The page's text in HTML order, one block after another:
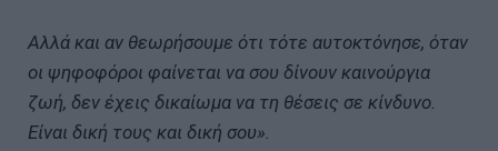
Αλλά και αν θεωρήσουμε ότι τότε αυτοκτόνησε, όταν
οι ψηφοφόροι φαίνεται να σου δίνουν καινούργια
ζωή, δεν έχεις δικαίωμα να τη θέσεις σε κίνδυνο.
Είναι δική τους και δική σου».